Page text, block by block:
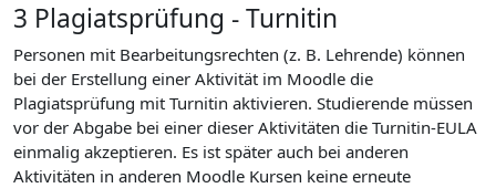
3 Plagiatsprüfung - Turnitin
Personen mit Bearbeitungsrechten (z. B. Lehrende) können
bei der Erstellung einer Aktivität im Moodle die
Plagiatsprüfung mit Turnitin aktivieren. Studierende müssen
vor der Abgabe bei einer dieser Aktivitäten die Turnitin-EULA
einmalig akzeptieren. Es ist später auch bei anderen
Aktivitäten in anderen Moodle Kursen keine erneute